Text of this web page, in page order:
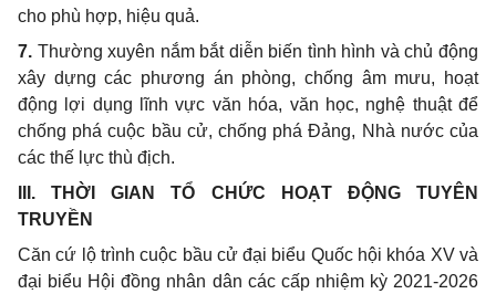
cho phù hợp, hiệu quả.
7. Thường xuyên nắm bắt diễn biến tình hình và chủ động
xây dựng các phương án phòng, chống âm mưu, hoạt
động lợi dụng lĩnh vực văn hóa, văn học, nghệ thuật để
chống phá cuộc bầu cử, chống phá Đảng, Nhà nước của
các thế lực thù địch.
III. THỜI GIAN TỔ CHỨC HOẠT ĐỘNG TUYÊN
TRUYỀN
Căn cứ lộ trình cuộc bầu cử đại biểu Quốc hội khóa XV và
đại biểu Hội đồng nhân dân các cấp nhiệm kỳ 2021-2026